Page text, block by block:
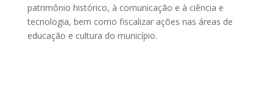
patrimônio histórico, à comunicação e à ciência e
tecnologia, bem como fiscalizar ações nas áreas de
educação e cultura do município.